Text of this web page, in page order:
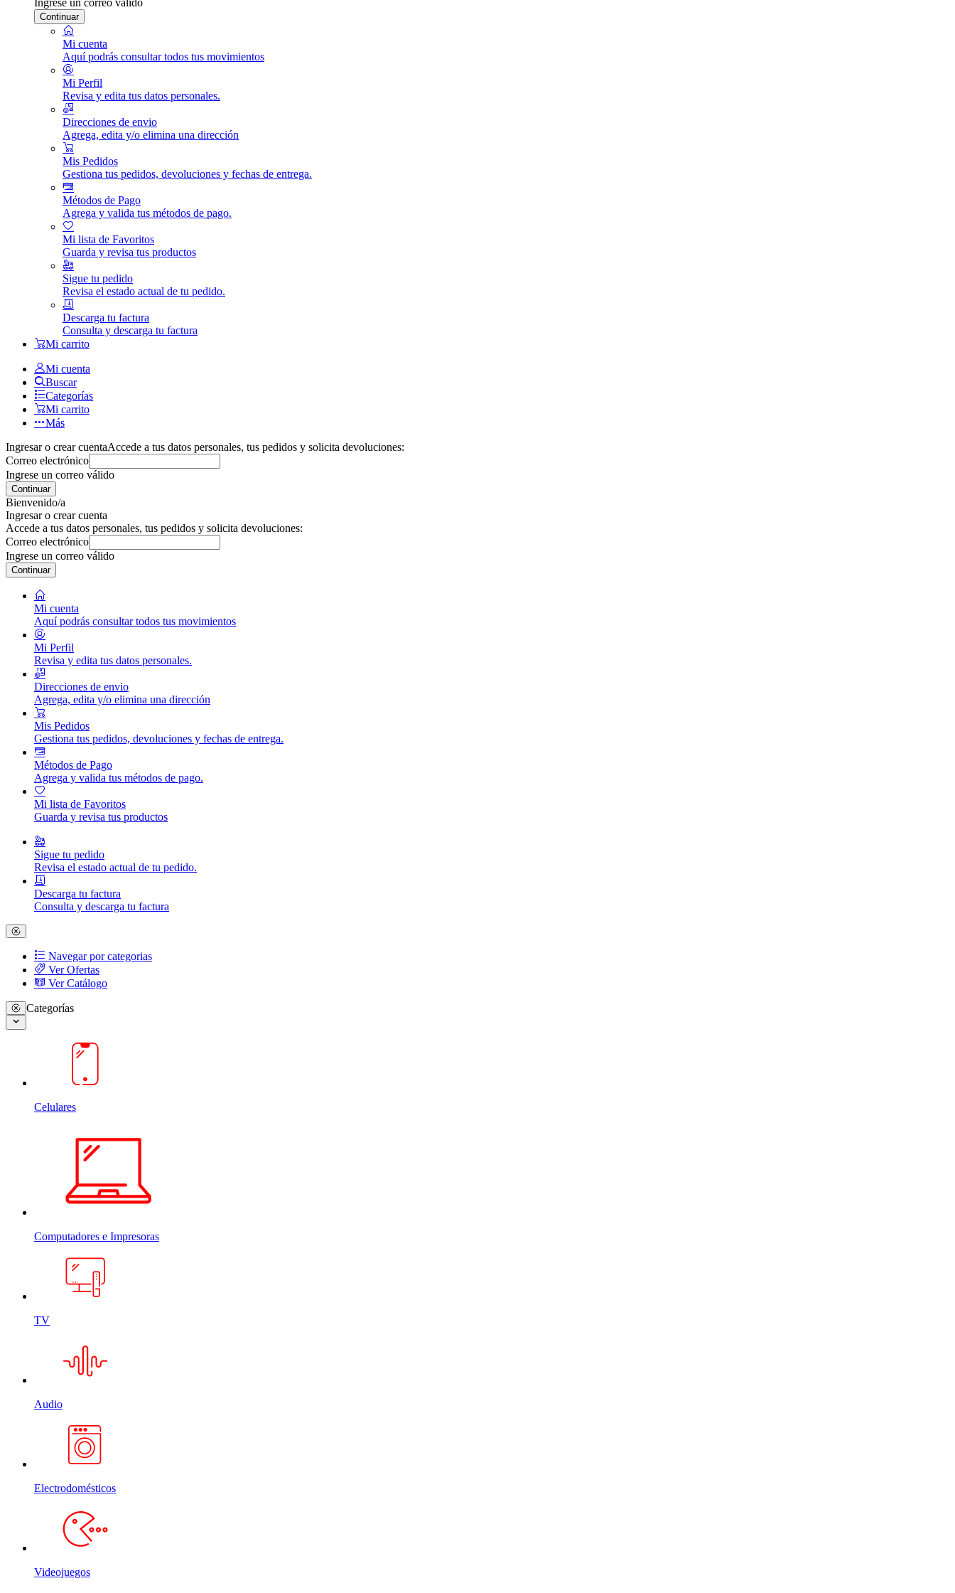
Continuar
Mi cuenta
Aquí podrás consultar todos tus movimientos
Mi Perfil
Revisa y edita tus datos personales.
Direcciones de envio
Agrega, edita y/o elimina una dirección
Mis Pedidos
Gestiona tus pedidos, devoluciones y fechas de entrega.
Métodos de Pago
Agrega y valida tus métodos de pago.
Mi lista de Favoritos
Guarda y revisa tus productos
Sigue tu pedido
Revisa el estado actual de tu pedido.
Descarga tu factura
Consulta y descarga tu factura
Mi carrito
Mi cuenta
Buscar
Categorías
Mi carrito
Más
Ingresar o crear cuentaAccede a tus datos personales, tus pedidos y solicita devoluciones:
Correo electrónico
Ingrese un correo válido
Continuar
Bienvenido/a
Ingresar o crear cuenta
Accede a tus datos personales, tus pedidos y solicita devoluciones:
Correo electrónico
Ingrese un correo válido
Continuar
Mi cuenta
Aquí podrás consultar todos tus movimientos
Mi Perfil
Revisa y edita tus datos personales.
Direcciones de envio
Agrega, edita y/o elimina una dirección
Mis Pedidos
Gestiona tus pedidos, devoluciones y fechas de entrega.
Métodos de Pago
Agrega y valida tus métodos de pago.
Mi lista de Favoritos
Guarda y revisa tus productos
Sigue tu pedido
Revisa el estado actual de tu pedido.
Descarga tu factura
Consulta y descarga tu factura
Navegar por categorias
Ver Ofertas
Ver Catálogo
Categorías
Celulares
Computadores e Impresoras
TV
Audio
Electrodomésticos
Videojuegos